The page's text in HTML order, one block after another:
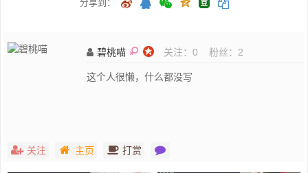
分享到：
碧桃喵 关注： 0 粉丝： 2
这个人很懒，什么都没写
关注 主页 打赏